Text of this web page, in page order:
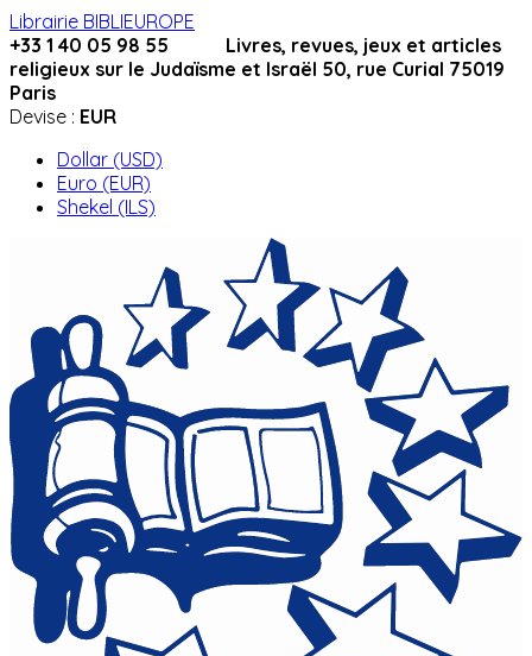
Librairie BIBLIEUROPE
+33 1 40 05 98 55 Livres, revues, jeux et articles
religieux sur le Judaïsme et Israël 50, rue Curial 75019
Paris
Devise : EUR
Dollar (USD)
Euro (EUR)
Shekel (ILS)